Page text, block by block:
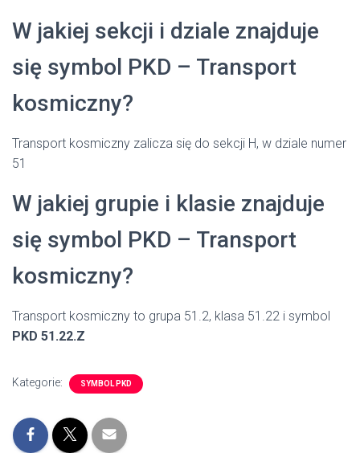
W jakiej sekcji i dziale znajduje
się symbol PKD – Transport
kosmiczny?
Transport kosmiczny zalicza się do sekcji H, w dziale numer
51
W jakiej grupie i klasie znajduje
się symbol PKD – Transport
kosmiczny?
Transport kosmiczny to grupa 51.2, klasa 51.22 i symbol
PKD 51.22.Z
Kategorie: SYMBOL PKD